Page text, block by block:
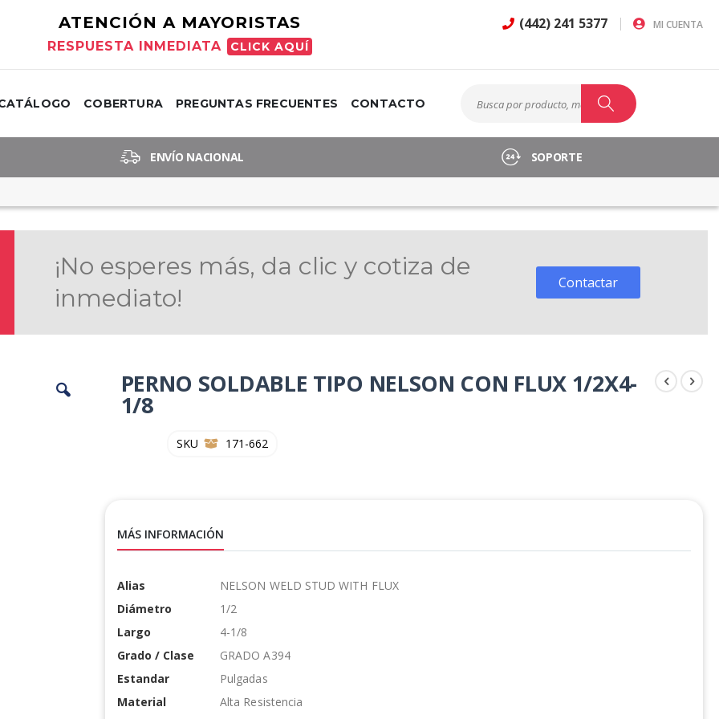
(442) 241 5377 MI CUENTA
ATENCIÓN A MAYORISTAS
RESPUESTA INMEDIATA CLICK AQUÍ
COBERTURA PREGUNTAS FRECUENTES CONTACTO
Buscar
Buscar
ENVÍO NACIONAL SOPORTE
¡No esperes más, da clic y cotiza de
inmediato!
Contactar
PERNO SOLDABLE TIPO NELSON CON FLUX 1/2X4-
1/8
SKU 171-662
MÁS INFORMACIÓN
Más
Información
Alias
NELSON WELD STUD WITH FLUX
Diámetro
1/2
Largo
4-1/8
Grado / Clase
GRADO A394
Estandar
Pulgadas
Material
Alta Resistencia